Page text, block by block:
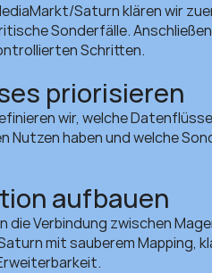
Saturn klären wir
Sonderfälle.
Schritten.
priorisieren
wir, welche
Nutzen haben und welche
aufbauen
die Verbindung zwischen
mit sauberem Mapping,